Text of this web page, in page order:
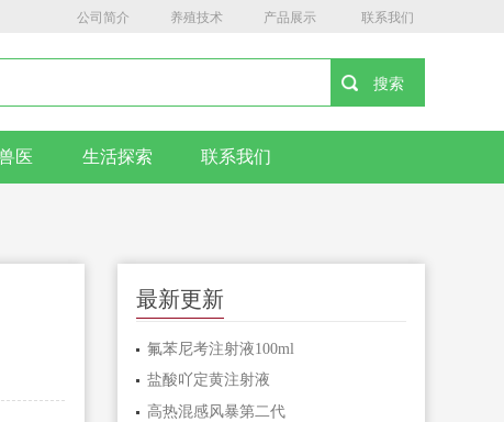
公司简介 养殖技术 产品展示 联系我们
医 生活探索 联系我们
最新更新
氟苯尼考注射液100ml
盐酸吖定黄注射液
高热混感风暴第二代